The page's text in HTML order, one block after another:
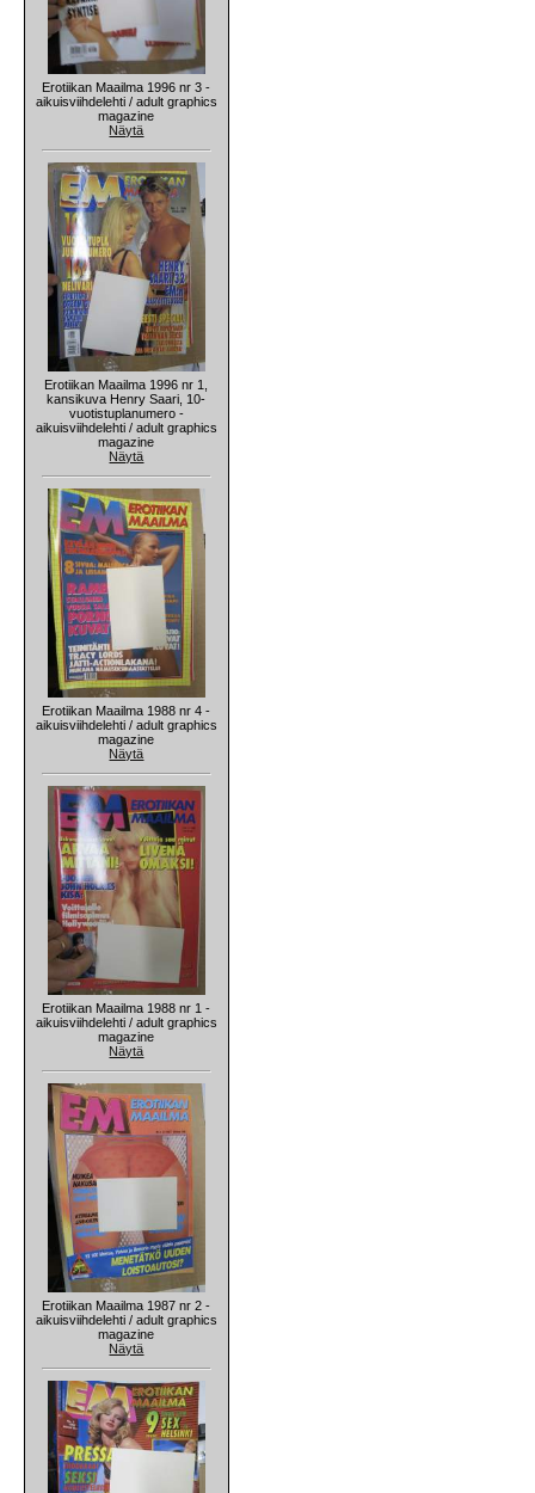
Erotiikan Maailma 1996 nr 3 -
aikuisviihdelehti / adult graphics
magazine
Näytä
Erotiikan Maailma 1996 nr 1,
kansikuva Henry Saari, 10-
vuotistuplanumero -
aikuisviihdelehti / adult graphics
magazine
Näytä
Erotiikan Maailma 1988 nr 4 -
aikuisviihdelehti / adult graphics
magazine
Näytä
Erotiikan Maailma 1988 nr 1 -
aikuisviihdelehti / adult graphics
magazine
Näytä
Erotiikan Maailma 1987 nr 2 -
aikuisviihdelehti / adult graphics
magazine
Näytä